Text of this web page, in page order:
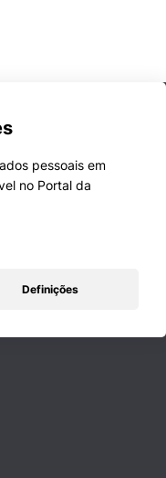
pessoais em
no Portal da
Definições